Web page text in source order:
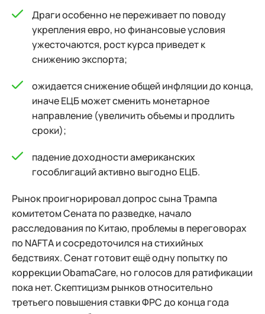
Драги особенно не переживает по поводу
укрепления евро, но финансовые условия
ужесточаются, рост курса приведет к
снижению экспорта;
ожидается снижение общей инфляции до конца,
иначе ЕЦБ может сменить монетарное
направление (увеличить объемы и продлить
сроки);
падение доходности американских
гособлигаций активно выгодно ЕЦБ.
Рынок проигнорировал допрос сына Трампа
комитетом Сената по разведке, начало
расследования по Китаю, проблемы в переговорах
по NAFTA и сосредоточился на стихийных
бедствиях. Сенат готовит ещё одну попытку по
коррекции ObamaCare, но голосов для ратификации
пока нет. Скептицизм рынков относительно
третьего повышения ставки ФРС до конца года